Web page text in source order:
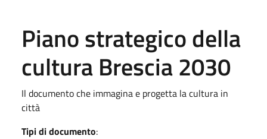
Piano strategico della
cultura Brescia 2030
Il documento che immagina e progetta la cultura in
città
Tipi di documento: